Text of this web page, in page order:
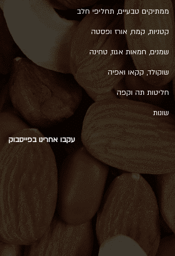
ממתיקים טבעיים, תחליפי חלב
קטניות, קמח, אורז ופסטה
שמנים, חמאות אגוז, טחינה
שוקולד, קקאו ואפיה
חליטות תה וקפה
שונות
עקבו אחרינו בפייסבוק